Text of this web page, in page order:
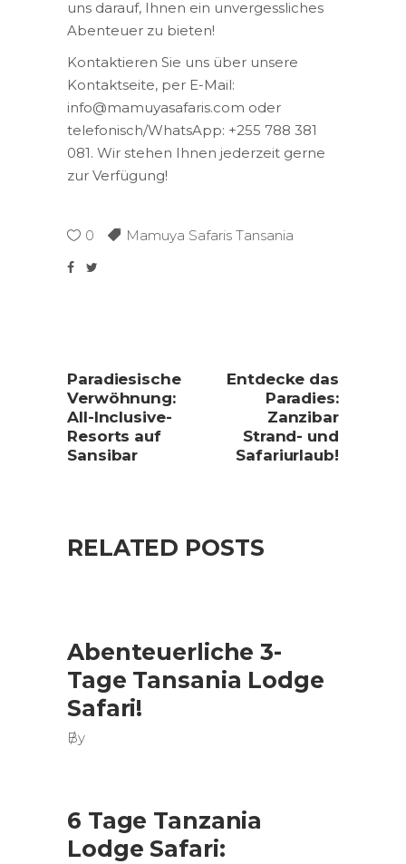
uns darauf, Ihnen ein unvergessliches
Abenteuer zu bieten!
Kontaktieren Sie uns über unsere
Kontaktseite, per E-Mail:
info@mamuyasafaris.com oder
telefonisch/WhatsApp: +255 788 381
081. Wir stehen Ihnen jederzeit gerne
zur Verfügung!
0 Mamuya Safaris Tansania
Paradiesische
Verwöhnung:
All-Inclusive-
Resorts auf
Sansibar
Entdecke das
Paradies:
Zanzibar
Strand- und
Safariurlaub!
RELATED POSTS
Abenteuerliche 3-
Tage Tansania Lodge
Safari!
By
6 Tage Tanzania
Lodge Safari: